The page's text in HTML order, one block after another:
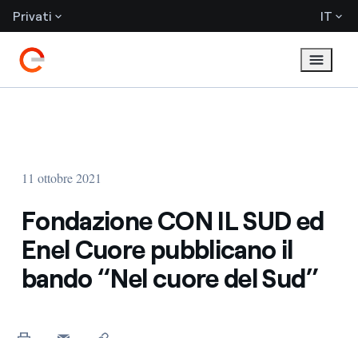
Privati IT
11 ottobre 2021
Fondazione CON IL SUD ed
Enel Cuore pubblicano il
bando “Nel cuore del Sud”